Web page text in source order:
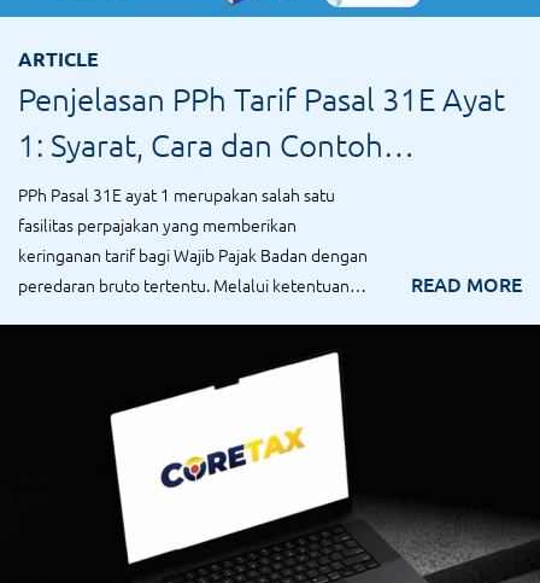
ARTICLE
Penjelasan PPh Tarif Pasal 31E Ayat
1: Syarat, Cara dan Contoh
Perhitungan Terbaru
PPh Pasal 31E ayat 1 merupakan salah satu
fasilitas perpajakan yang memberikan
keringanan tarif bagi Wajib Pajak Badan dengan
peredaran bruto tertentu. Melalui ketentuan
READ MORE